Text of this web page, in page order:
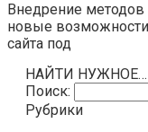
Внедрение методов
новые возможности
сайта под
НАЙТИ НУЖНОЕ…
Поиск:
Рубрики